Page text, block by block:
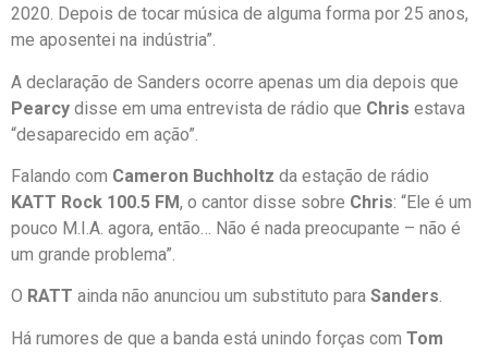
2020. Depois de tocar música de alguma forma por 25 anos,
me aposentei na indústria”.
A declaração de Sanders ocorre apenas um dia depois que
Pearcy disse em uma entrevista de rádio que Chris estava
“desaparecido em ação”.
Falando com Cameron Buchholtz da estação de rádio
KATT Rock 100.5 FM, o cantor disse sobre Chris: “Ele é um
pouco M.I.A. agora, então… Não é nada preocupante – não é
um grande problema”.
O RATT ainda não anunciou um substituto para Sanders.
Há rumores de que a banda está unindo forças com Tom